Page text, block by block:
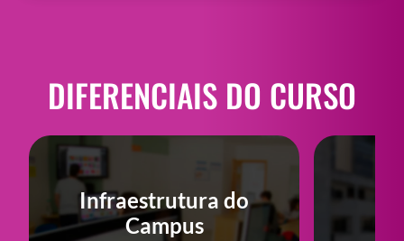
DIFERENCIAIS DO CURSO
Infraestrutura do
Campus